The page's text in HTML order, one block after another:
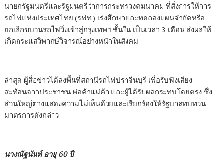
นายกรัฐมนตรีและรัฐมนตรีว่าการกระทรวงคมนาคม ที่สั่งการให้การ
รถไฟแห่งประเทศไทย (รฟท.) เร่งศึกษาและทดลองแผนจำกัดหรือ
ยกเลิกขบวนรถไฟวิ่งเข้าสู่กรุงเทพฯ ชั้นใน เป็นเวลา 3 เดือน ส่งผลให้
เกิดกระแสวิพากษ์วิจารณ์อย่างหนักในสังคม
ล่าสุด ผู้สื่อข่าวได้ลงพื้นที่สถานีรถไฟปราจีนบุรี เพื่อรับฟังเสียง
สะท้อนจากประชาชน พ่อค้าแม่ค้า และผู้ได้รับผลกระทบโดยตรง ซึ่ง
ส่วนใหญ่ต่างแสดงความไม่เห็นด้วยและเรียกร้องให้รัฐบาลทบทวน
มาตรการดังกล่าว
นางณัฐนันท์ อายุ 60 ปี